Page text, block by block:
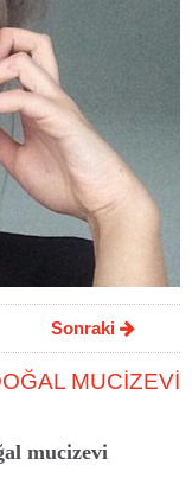
Sonraki
MUCİZEVİ
mucizevi